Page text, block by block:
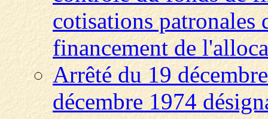
cotisations patronales
financement de
Arrêté du 19
décembre 1974